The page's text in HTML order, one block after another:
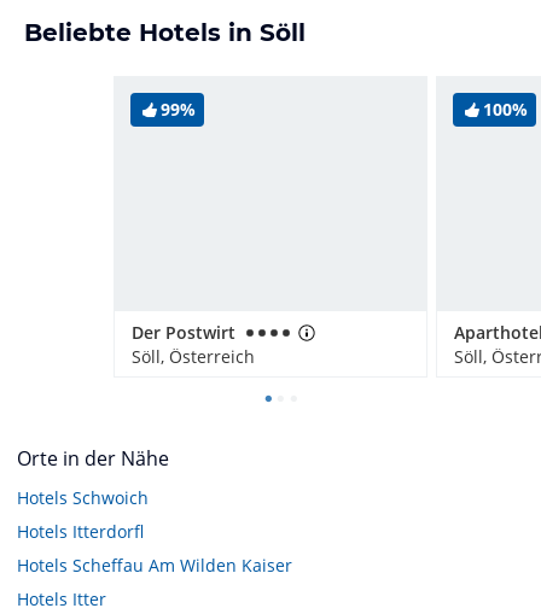
Beliebte Hotels in Söll
99%
Der Postwirt
Söll, Österreich
100%
Söll,
Orte in der Nähe
Hotels Schwoich
Hotels Itterdorfl
Hotels Scheffau Am Wilden Kaiser
Hotels Itter